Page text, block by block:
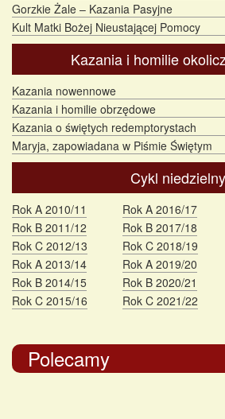
Gorzkie Żale – Kazania Pasyjne
Kult Matki Bożej Nieustającej Pomocy
Kazania i homilie
Kazania nowennowe
Kazania i homilie obrzędowe
Kazania o świętych redemptorystach
Maryja, zapowiadana w Piśmie Świętym
Cykl niedzielny
Rok A 2010/11
Rok B 2011/12
Rok C 2012/13
Rok A 2013/14
Rok B 2014/15
Rok C 2015/16
Rok A 2016/17
Rok B 2017/18
Rok C 2018/19
Rok A 2019/20
Rok B 2020/21
Rok C 2021/22
Polecamy